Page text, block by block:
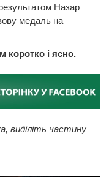
Назар
медаль на
коротко і ясно.
виділіть частину